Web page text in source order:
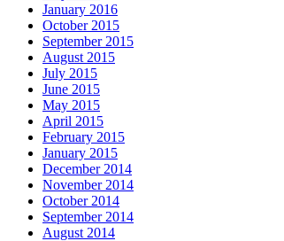
January 2016
October 2015
September 2015
August 2015
July 2015
June 2015
May 2015
April 2015
February 2015
January 2015
December 2014
November 2014
October 2014
September 2014
August 2014